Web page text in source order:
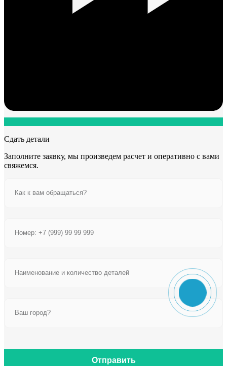
Сдать детали
Заполните заявку, мы произведем расчет и оперативно с вами
свяжемся.
Отправить